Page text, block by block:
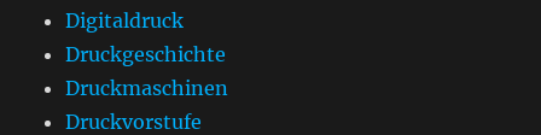
Digitaldruck
Druckgeschichte
Druckmaschinen
Druckvorstufe